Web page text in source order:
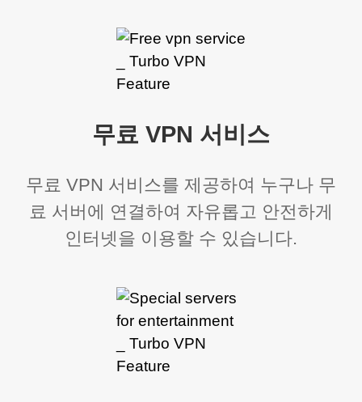
무료 VPN 서비스
무료 VPN 서비스를 제공하여 누구나 무
료 서버에 연결하여 자유롭고 안전하게
인터넷을 이용할 수 있습니다.